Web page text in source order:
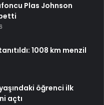
Plas Johnson
1008 km menzil
öğrenci ilk
açtı